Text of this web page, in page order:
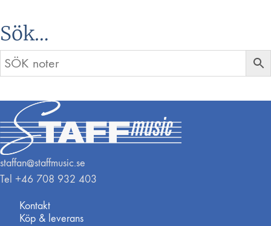
Sök…
staffan@staffmusic.se
Tel +46 708 932 403
Kontakt
Köp & leverans